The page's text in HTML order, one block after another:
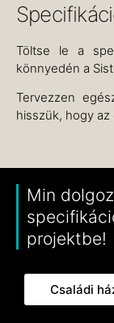
Töltse le a
könnyedén a
Tervezzen
hisszük, hogy
Min
projektbe!
Családi